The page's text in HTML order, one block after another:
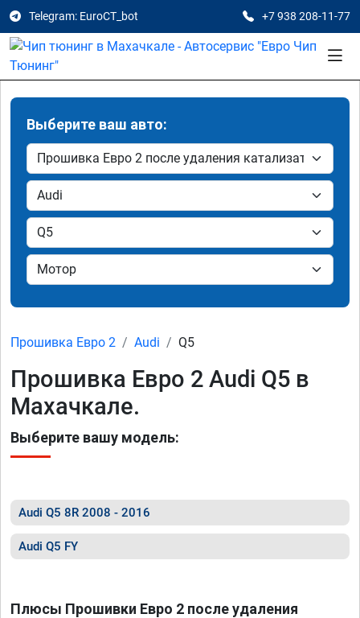
Telegram: EuroCT_bot +7 938 208-11-77
Выберите ваш авто:
Прошивка Евро 2 Audi Q5
Прошивка Евро 2 Audi Q5 в
Махачкале.
Выберите вашу модель:
Audi Q5 8R 2008 - 2016
Audi Q5 FY
Плюсы Прошивки Евро 2 после удаления